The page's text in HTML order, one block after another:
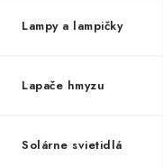
Lampy a lampičky
Lapače hmyzu
Solárne svietidlá